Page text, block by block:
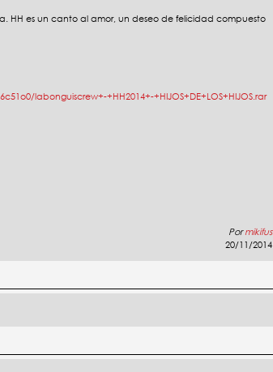
HH es un canto al amor, un deseo de felicidad compuesto
labonguiscrew+-+HH2014+-+HIJOS+DE+LOS+HIJOS.rar
Pormikifus
20/11/2014